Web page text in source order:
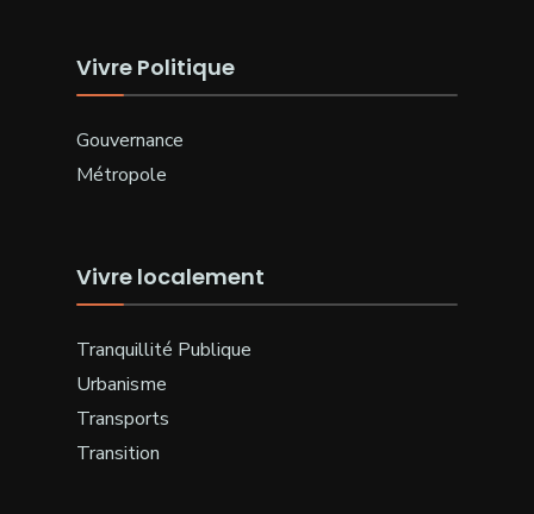
Vivre Politique
Gouvernance
Métropole
Vivre localement
Tranquillité Publique
Urbanisme
Transports
Transition